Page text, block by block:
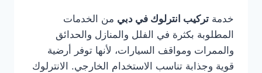
خدمة تركيب انترلوك في دبي من الخدمات
المطلوبة بكثرة في الفلل والمنازل والحدائق
والممرات ومواقف السيارات، لأنها توفر أرضية
قوية وجذابة تناسب الاستخدام الخارجي. الانترلوك